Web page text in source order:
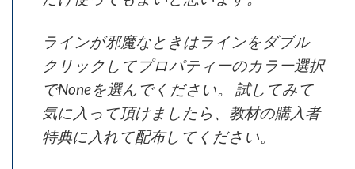
ラインが邪魔なときはラインをダブル
クリックしてプロパティーのカラー選択
でNoneを選んでください。 試してみて
気に入って頂けましたら、教材の購入者
特典に入れて配布してください。